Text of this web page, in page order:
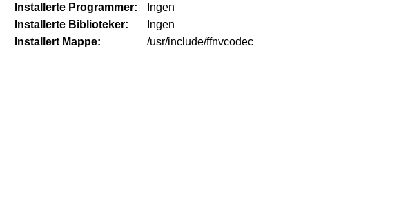
Installerte Programmer:
Ingen
Installerte Biblioteker:
Ingen
Installert Mappe:
/usr/include/ffnvcodec